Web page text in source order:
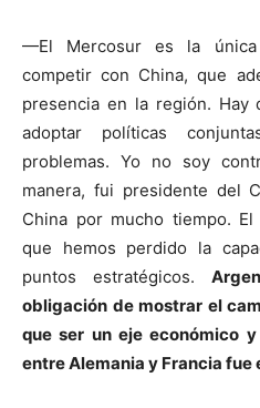
—El Mercosur es la
competir con China, que
presencia en la región. Hay
adoptar políticas
problemas. Yo no soy
manera, fui presidente del
China por mucho tiempo.
que hemos perdido la
puntos estratégicos.
obligación de mostrar el
que ser un eje económico
entre Alemania y Francia fue